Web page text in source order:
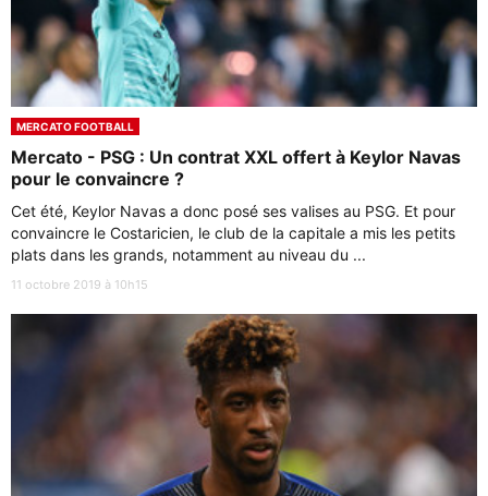
MERCATO FOOTBALL
Mercato - PSG : Un contrat XXL offert à Keylor Navas
pour le convaincre ?
Cet été, Keylor Navas a donc posé ses valises au PSG. Et pour
convaincre le Costaricien, le club de la capitale a mis les petits
plats dans les grands, notamment au niveau du ...
11 octobre 2019 à 10h15